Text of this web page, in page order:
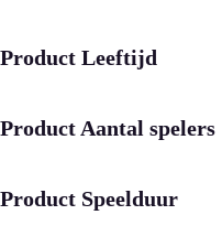
Product Leeftijd
Product Aantal spelers
Product Speelduur